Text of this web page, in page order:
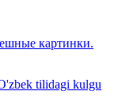
картинки.
tilidagi kulgu